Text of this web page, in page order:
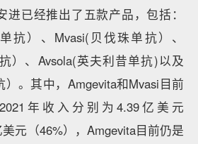
进已经推出了五款产品，包括：
抗）、Mvasi(贝伐珠单抗）、
）、Avsola(英夫利昔单抗)以及
）。其中，Amgevita和Mvasi目前
年收入分别为4.39亿美元
美元（46%），Amgevita目前仍是